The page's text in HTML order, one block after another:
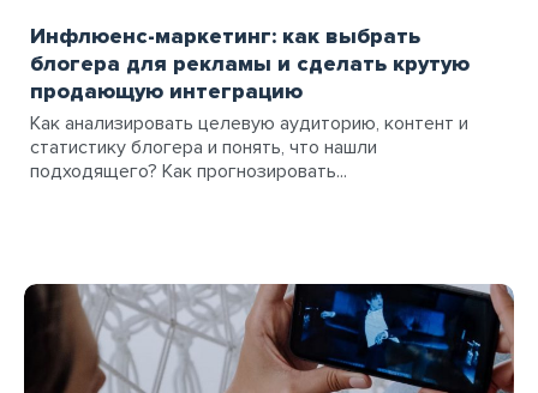
Инфлюенс-маркетинг: как выбрать
блогера для рекламы и сделать крутую
продающую интеграцию
Как анализировать целевую аудиторию, контент и
статистику блогера и понять, что нашли
подходящего? Как прогнозировать...